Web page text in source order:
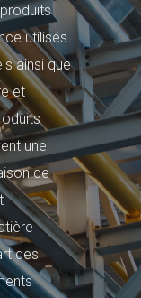
utilisés
ainsi que
et
une
de
des